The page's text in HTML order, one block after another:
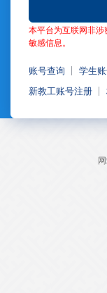
本平台为互联网非
敏感信息。
账号查询
学生
新教工账号注册